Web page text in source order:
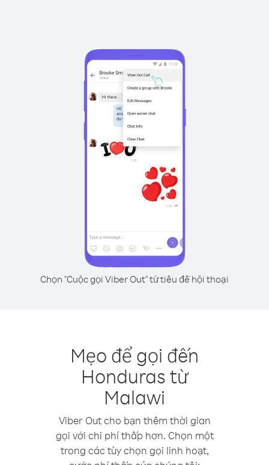
Chọn "Cuộc gọi Viber Out" từ tiêu đề hội thoại
Mẹo để gọi đến
Honduras từ
Malawi
Viber Out cho bạn thêm thời gian
gọi với chi phí thấp hơn. Chọn một
trong các tùy chọn gọi linh hoạt,